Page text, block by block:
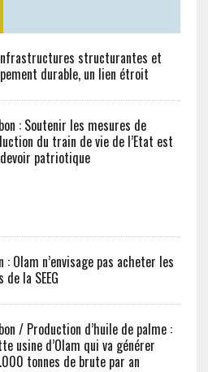
Infrastructures structurantes et
durable, un lien étroit
: Soutenir les mesures de
du train de vie de l’Etat est
patriotique
: Olam n’envisage pas acheter les
la SEEG
/ Production d’huile de palme :
usine d’Olam qui va générer
tonnes de brute par an